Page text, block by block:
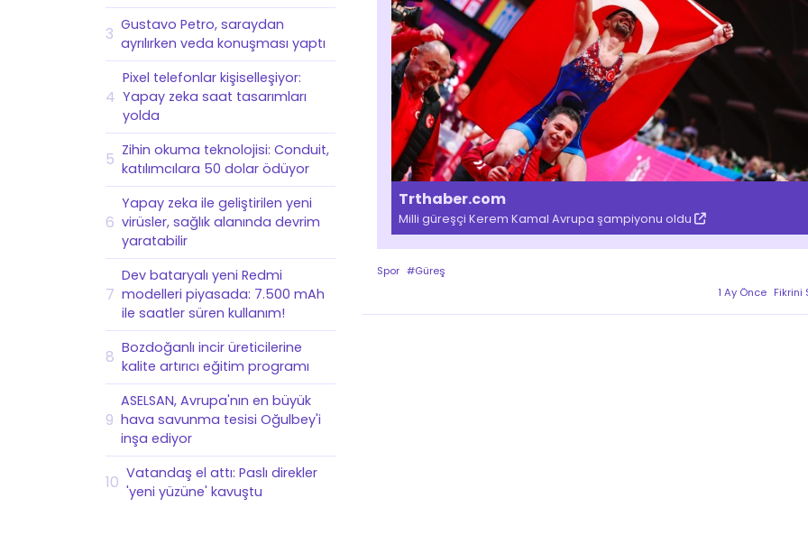
3 Gustavo Petro, saraydan
ayrılırken veda konuşması yaptı
4
Pixel telefonlar kişiselleşiyor:
Yapay zeka saat tasarımları
yolda
5 Zihin okuma teknolojisi: Conduit,
katılımcılara 50 dolar ödüyor
6
Yapay zeka ile geliştirilen yeni
virüsler, sağlık alanında devrim
yaratabilir
7
Dev bataryalı yeni Redmi
modelleri piyasada: 7.500 mAh
ile saatler süren kullanım!
8 Bozdoğanlı incir üreticilerine
kalite artırıcı eğitim programı
9
ASELSAN, Avrupa'nın en büyük
hava savunma tesisi Oğulbey'i
inşa ediyor
10 Vatandaş el attı: Paslı direkler
'yeni yüzüne' kavuştu
Trthaber.com
Milli güreşçi Kerem Kamal Avrupa şampiyonu oldu
Spor #Güreş
1 Ay Önce Fikrini